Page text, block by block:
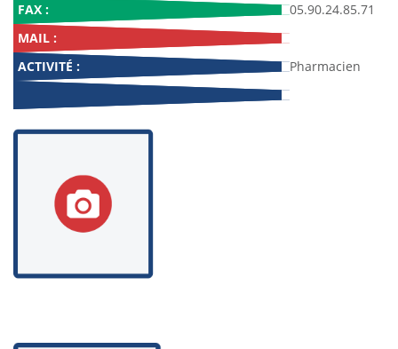
FAX :
05.90.24.85.71
MAIL :
ACTIVITÉ :
Pharmacien